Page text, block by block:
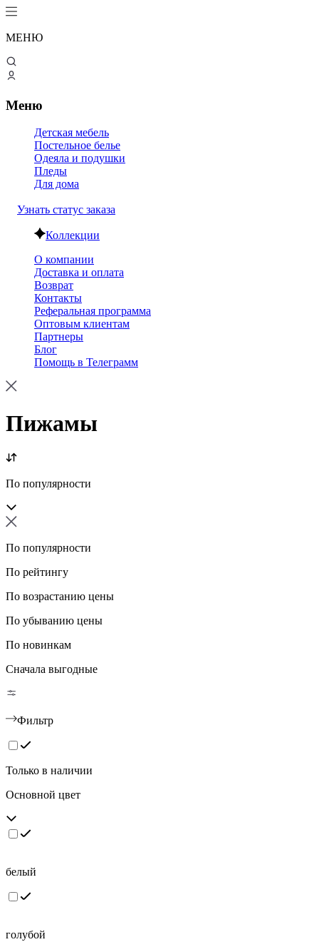
МЕНЮ
Меню
Детская мебель
Постельное белье
Одеяла и подушки
Пледы
Для дома
Узнать статус заказа
Коллекции
О компании
Доставка и оплата
Возврат
Контакты
Реферальная программа
Оптовым клиентам
Партнеры
Блог
Помощь в Телеграмм
Пижамы
По популярности
По популярности
По рейтингу
По возрастанию цены
По убыванию цены
По новинкам
Сначала выгодные
Фильтр
Только в наличии
Основной цвет
белый
голубой